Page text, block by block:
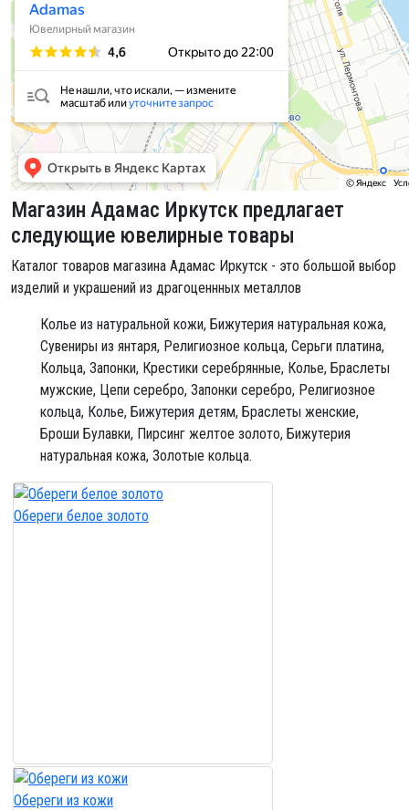
Магазин Адамас Иркутск предлагает
следующие ювелирные товары
Каталог товаров магазина Адамас Иркутск - это большой выбор
изделий и украшений из драгоценнных металлов
Колье из натуральной кожи, Бижутерия натуральная кожа,
Сувениры из янтаря, Религиозное кольца, Серьги платина,
Кольца, Запонки, Крестики серебрянные, Колье, Браслеты
мужские, Цепи серебро, Запонки серебро, Религиозное
кольца, Колье, Бижутерия детям, Браслеты женские,
Броши Булавки, Пирсинг желтое золото, Бижутерия
натуральная кожа, Золотые кольца.
Обереги белое золото
Обереги из кожи